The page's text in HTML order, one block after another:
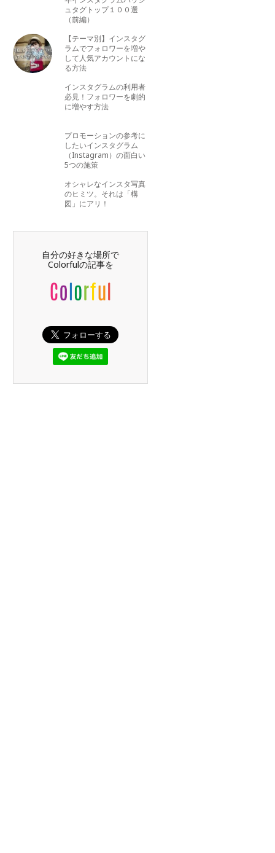
ュタグトップ１００選
（前編）
【テーマ別】インスタグ
ラムでフォロワーを増や
して人気アカウントにな
る方法
インスタグラムの利用者
必見！フォロワーを劇的
に増やす方法
プロモーションの参考に
したいインスタグラム
（Instagram）の面白い
5つの施策
オシャレなインスタ写真
のヒミツ。それは「構
図」にアリ！
自分の好きな場所で
Colorfulの記事を